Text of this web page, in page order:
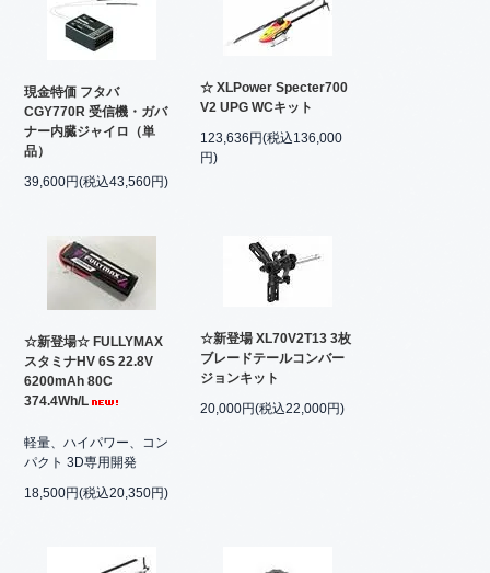
現金特価 フタバ
CGY770R 受信機・ガバ
ナー内臓ジャイロ（単
品）
39,600円(税込43,560円)
☆ XLPower Specter700
V2 UPG WCキット
123,636円(税込136,000
円)
☆新登場☆ FULLYMAX
スタミナHV 6S 22.8V
6200mAh 80C
374.4Wh/L
軽量、ハイパワー、コン
パクト 3D専用開発
18,500円(税込20,350円)
☆新登場 XL70V2T13 3枚
ブレードテールコンバー
ジョンキット
20,000円(税込22,000円)